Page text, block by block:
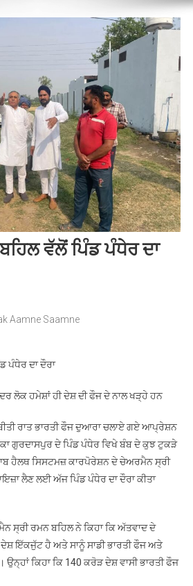
ਵੱਲੋਂ ਪਿੰਡ ਪੰਧੇਰ ਦਾ
Aamne Saamne
ਪੰਧੇਰ ਦਾ ਦੌਰਾ
ਲੋਕ ਹਮੇਸ਼ਾਂ ਹੀ ਦੇਸ਼ ਦੀ ਫੌਜ ਦੇ ਨਾਲ ਖੜ੍ਹੇ ਹਨ
ਰਾਤ ਭਾਰਤੀ ਫੌਜ ਦੁਆਰਾ ਚਲਾਏ ਗਏ ਆਪ੍ਰੇਸ਼ਨ
ਗੁਰਦਾਸਪੁਰ ਦੇ ਪਿੰਡ ਪੰਧੇਰ ਵਿਖੇ ਬੰਬ ਦੇ ਕੁਝ ਟੁਕੜੇ
ਹੈਲਥ ਸਿਸਟਮਜ਼ ਕਾਰਪੋਰੇਸ਼ਨ ਦੇ ਚੇਅਰਮੈਨ ਸ੍ਰੀ
ਲੈਣ ਲਈ ਅੱਜ ਪਿੰਡ ਪੰਧੇਰ ਦਾ ਦੌਰਾ ਕੀਤਾ
ਰਮਨ ਬਹਿਲ ਨੇ ਕਿਹਾ ਕਿ ਅੱਤਵਾਦ ਦੇ
ਇੱਕਜੁੱਟ ਹੈ ਅਤੇ ਸਾਨੂੰ ਸਾਡੀ ਭਾਰਤੀ ਫੌਜ ਅਤੇ
ਉਨ੍ਹਾਂ ਕਿਹਾ ਕਿ 140 ਕਰੋੜ ਦੇਸ਼ ਵਾਸੀ ਭਾਰਤੀ ਫੌਜ